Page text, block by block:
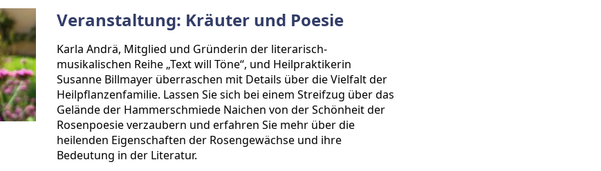
Veranstaltung: Kräuter und Poesie
Karla Andrä, Mitglied und Gründerin der literarisch-
musikalischen Reihe „Text will Töne“, und Heilpraktikerin
Susanne Billmayer überraschen mit Details über die Vielfalt der
Heilpflanzenfamilie. Lassen Sie sich bei einem Streifzug über das
Gelände der Hammerschmiede Naichen von der Schönheit der
Rosenpoesie verzaubern und erfahren Sie mehr über die
heilenden Eigenschaften der Rosengewächse und ihre
Bedeutung in der Literatur.